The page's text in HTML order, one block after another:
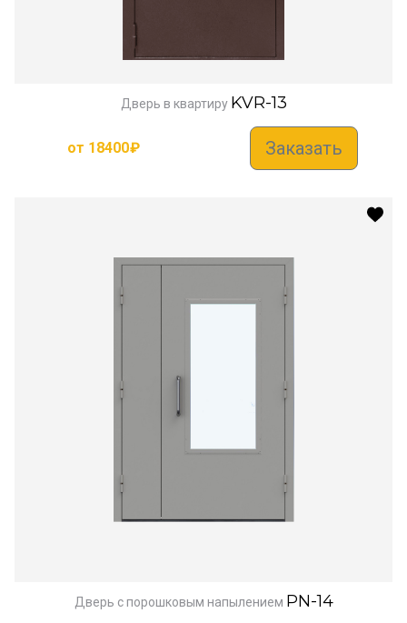
Дверь в квартиру KVR-13
от 18400₽ Заказать
Дверь с порошковым напылением PN-14